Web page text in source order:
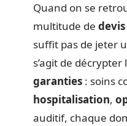
Quand on se
multitude de
suffit pas de jeter
s’agit de
garanties : soins
hospitalisation,
auditif, chaque